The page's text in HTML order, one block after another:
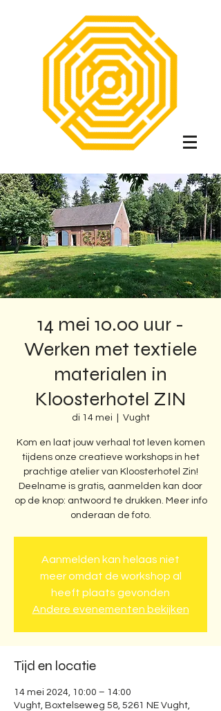
14 mei 10.00 uur -
Werken met textiele
materialen in
Kloosterhotel ZIN
di 14 mei Vught
Kom en laat jouw verhaal tot leven komen
tijdens onze creatieve workshops in het
prachtige atelier van Kloosterhotel Zin!
Deelname is gratis, aanmelden kan door
op de knop: antwoord te drukken. Meer info
onderaan de foto.
Aanmelden kan helaas niet
meer omdat de workshop al
heeft plaats gevonden
Andere evenementen bekijken
Tijd en locatie
14 mei 2024, 10:00 – 14:00
Vught, Boxtelseweg 58, 5261 NE Vught,